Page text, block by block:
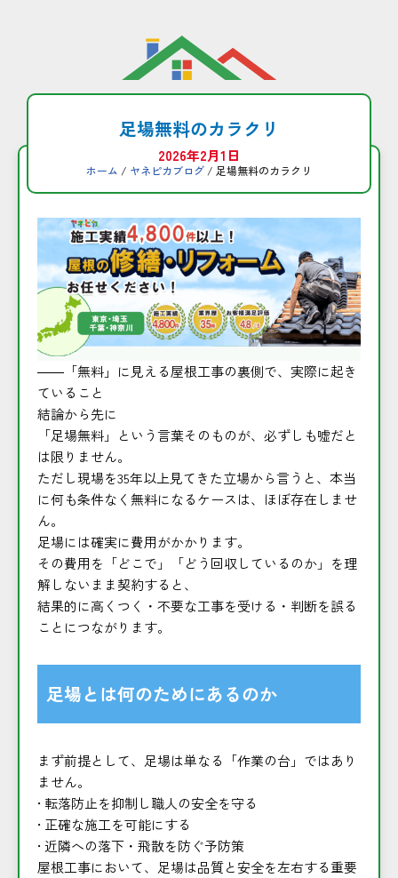
へ
足場無料のカラクリ
2026年2月1日
ホーム / ヤネピカブログ / 足場無料のカラクリ
――「無料」に見える屋根工事の裏側で、実際に起き
ていること
結論から先に
「足場無料」という言葉そのものが、必ずしも嘘だと
は限りません。
ただし現場を35年以上見てきた立場から言うと、本当
に何も条件なく無料になるケースは、ほぼ存在しませ
ん。
足場には確実に費用がかかります。
その費用を「どこで」「どう回収しているのか」を理
解しないまま契約すると、
結果的に高くつく・不要な工事を受ける・判断を誤る
ことにつながります。
足場とは何のためにあるのか
まず前提として、足場は単なる「作業の台」ではあり
ません。
• 転落防止を抑制し職人の安全を守る
• 正確な施工を可能にする
• 近隣への落下・飛散を防ぐ予防策
屋根工事において、足場は品質と安全を左右する重要